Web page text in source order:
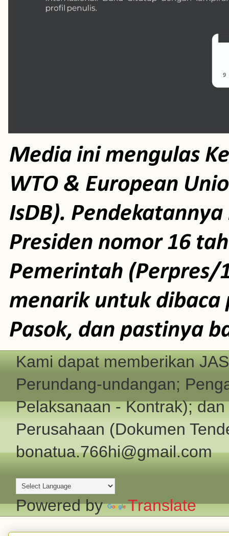
Media ini mengulas
WTO & European
IsDB).
Presiden nomor 16
Pemerintah (Perpres/
menarik untuk dibaca
Pasok, dan pastinya
Kami dapat memberikan
Perundang-undangan;
Pelaksanaan - Kontrak);
Perusahaan (Dokumen
bonatua.766hi@gmail.com
Powered by Translate